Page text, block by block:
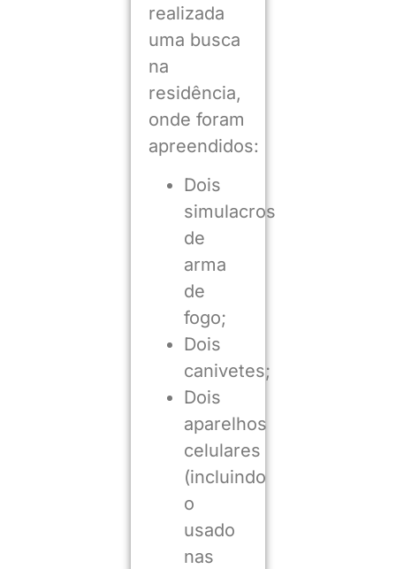
realizada
uma busca
na
residência,
onde foram
apreendidos:
Dois
simulacros
de
arma
de
fogo;
Dois
canivetes;
Dois
aparelhos
celulares
(incluindo
o
usado
nas